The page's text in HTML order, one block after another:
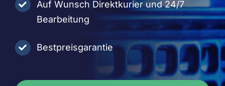
Auf Wunsch Direktkurier und 24/7
Bearbeitung
Bestpreisgarantie